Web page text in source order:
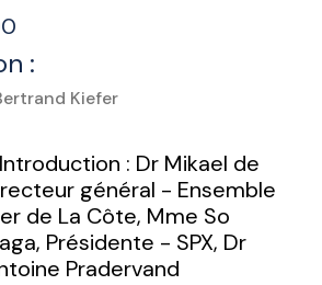
:
Kiefer
: Dr Mikael de
général - Ensemble
de La Côte, Mme So
Présidente - SPX, Dr
Pradervand